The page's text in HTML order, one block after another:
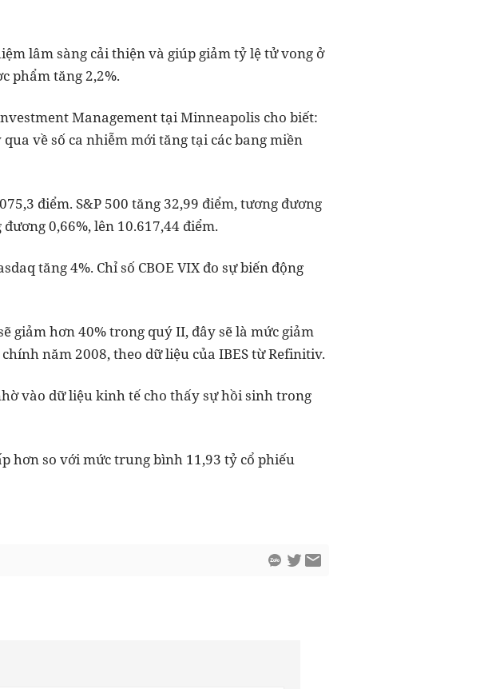
lâm sàng cải thiện và giúp giảm tỷ lệ tử vong ở
phẩm tăng 2,2%.
Management tại Minneapolis cho biết:
về số ca nhiễm mới tăng tại các bang miền
điểm. S&P 500 tăng 32,99 điểm, tương đương
0,66%, lên 10.617,44 điểm.
tăng 4%. Chỉ số CBOE VIX đo sự biến động
giảm hơn 40% trong quý II, đây sẽ là mức giảm
năm 2008, theo dữ liệu của IBES từ Refinitiv.
vào dữ liệu kinh tế cho thấy sự hồi sinh trong
hơn so với mức trung bình 11,93 tỷ cổ phiếu